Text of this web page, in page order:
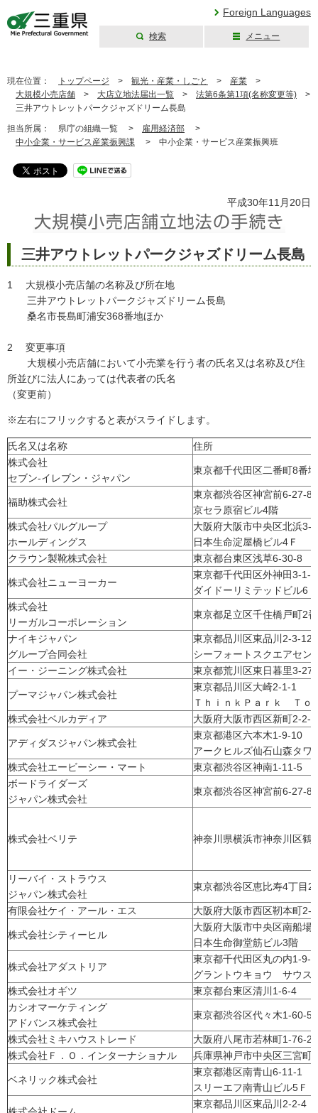
Foreign Languages
検索 メニュー
現在位置： トップページ > 観光・産業・しごと > 産業 >
大規模小売店舗 > 大店立地法届出一覧 > 法第6条第1項(名称変更等) >
三井アウトレットパークジャズドリーム長島
担当所属： 県庁の組織一覧 > 雇用経済部 >
中小企業・サービス産業振興課 > 中小企業・サービス産業振興班
平成30年11月20日
三井アウトレットパークジャズドリーム長島
1 大規模小売店舗の名称及び所在地
三井アウトレットパークジャズドリーム長島
桑名市長島町浦安368番地ほか
2 変更事項
大規模小売店舗において小売業を行う者の氏名又は名称及び住
所並びに法人にあっては代表者の氏名
（変更前）
※左右にフリックすると表がスライドします。
氏名又は名称
住所
株式会社
セブン-イレブン・ジャパン
東京都千代田区二番町8番
福助株式会社
東京都渋谷区神宮前6-27-
京セラ原宿ビル4階
株式会社パルグループ
ホールディングス
大阪府大阪市中央区北浜
日本生命淀屋橋ビル4Ｆ
クラウン製靴株式会社
東京都台東区浅草6-30-8
株式会社ニューヨーカー
東京都千代田区外神田3-
ダイドーリミテッドビル6Ｆ
株式会社
リーガルコーポレーション
東京都足立区千住橋戸町2
ナイキジャパン
グループ合同会社
東京都品川区東品川2-3-
シーフォートスクエアセン
イー・ジーニング株式会社
東京都荒川区東日暮里3-
プーマジャパン株式会社
東京都品川区大崎2-1-1
ＴｈｉｎｋＰａｒｋ Ｔｏ
株式会社ベルカディア
大阪府大阪市西区新町2-2-2
アディダスジャパン株式会社
東京都港区六本木1-9-10
アークヒルズ仙石山森タワ
株式会社エービーシー・マート
東京都渋谷区神南1-11-5
ボードライダーズ
ジャパン株式会社
東京都渋谷区神宮前6-27-8
株式会社ベリテ 神奈川県横浜市神奈川区鶴
リーバイ・ストラウス
ジャパン株式会社
東京都渋谷区恵比寿4丁目
有限会社ケイ・アール・エス 大阪府大阪市西区靭本町2-
株式会社シティーヒル
大阪府大阪市中央区南船
日本生命御堂筋ビル3階
株式会社アダストリア
東京都千代田区丸の内1-
グラントウキョウ サウス
株式会社オギツ
東京都台東区清川1-6-4
カシオマーケティング
アドバンス株式会社
東京都渋谷区代々木1-60-5
株式会社ミキハウストレード
大阪府八尾市若林町1-76-2
株式会社Ｆ．Ｏ．インターナショナル
兵庫県神戸市中央区三宮町
ベネリック株式会社
東京都港区南青山6-11-1
スリーエフ南青山ビル5Ｆ
東京都品川区東品川2-2-4